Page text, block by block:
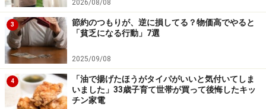
【カルディ】のリピ買いしたくなる！オススメの食品3
つ
節約に役立つ！「無印良品」のおすすめアイテム4選
※記事内容は執筆時点のものです。最新の内容をご確認くださ
い。
本記事の内容は一般的な情報提供を目的としており、特定の金融
商品や投資行動を推奨するものではありません。
投資や資産運用に関する最終的なご判断はご自身の責任において
2026/08/08
3
節約のつもりが、逆に損してる？物価高でやると
「貧乏になる行動」7選
2025/09/08
4
「油で揚げたほうがタイパがいいと気付いてしま
いました」33歳子育て世帯が買って後悔したキッ
チン家電